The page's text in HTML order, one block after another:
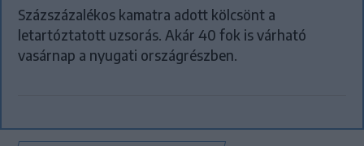
Százszázalékos kamatra adott kölcsönt a
letartóztatott uzsorás. Akár 40 fok is várható
vasárnap a nyugati országrészben.